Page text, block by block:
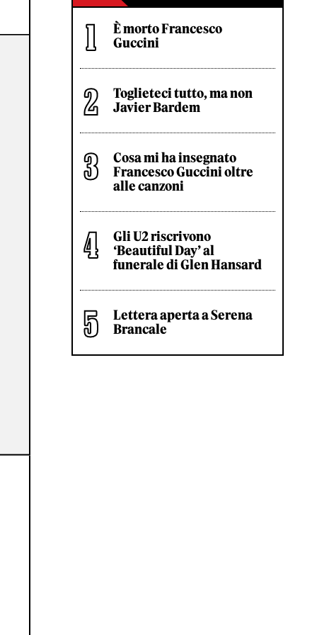
È morto Francesco
Guccini
Toglieteci tutto, ma non
Javier Bardem
Cosa mi ha insegnato
Francesco Guccini oltre
alle canzoni
Gli U2 riscrivono
‘Beautiful Day’ al
funerale di Glen Hansard
Lettera aperta a Serena
Brancale